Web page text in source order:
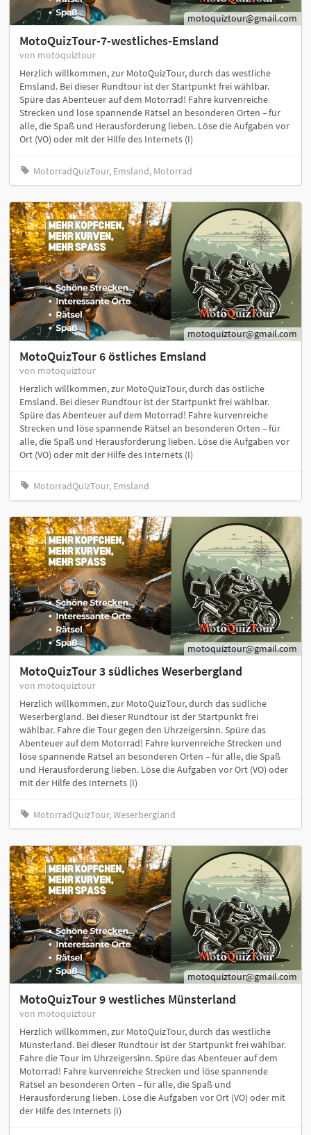
motoquiztour@gmail.com
MotoQuizTour-7-westliches-Emsland
von motoquiztour
Herzlich willkommen, zur MotoQuizTour, durch das westliche
Emsland. Bei dieser Rundtour ist der Startpunkt frei wählbar.
Spüre das Abenteuer auf dem Motorrad! Fahre kurvenreiche
Strecken und löse spannende Rätsel an besonderen Orten – für
alle, die Spaß und Herausforderung lieben. Löse die Aufgaben vor
Ort (VO) oder mit der Hilfe des Internets (I)
MotorradQuizTour, Emsland, Motorrad
motoquiztour@gmail.com
MotoQuizTour 6 östliches Emsland
von motoquiztour
Herzlich willkommen, zur MotoQuizTour, durch das östliche
Emsland. Bei dieser Rundtour ist der Startpunkt frei wählbar.
Spüre das Abenteuer auf dem Motorrad! Fahre kurvenreiche
Strecken und löse spannende Rätsel an besonderen Orten – für
alle, die Spaß und Herausforderung lieben. Löse die Aufgaben vor
Ort (VO) oder mit der Hilfe des Internets (I)
MotorradQuizTour, Emsland
motoquiztour@gmail.com
MotoQuizTour 3 südliches Weserbergland
von motoquiztour
Herzlich willkommen, zur MotoQuizTour, durch das südliche
Weserbergland. Bei dieser Rundtour ist der Startpunkt frei
wählbar. Fahre die Tour gegen den Uhrzeigersinn. Spüre das
Abenteuer auf dem Motorrad! Fahre kurvenreiche Strecken und
löse spannende Rätsel an besonderen Orten – für alle, die Spaß
und Herausforderung lieben. Löse die Aufgaben vor Ort (VO) oder
mit der Hilfe des Internets (I)
MotorradQuizTour, Weserbergland
motoquiztour@gmail.com
MotoQuizTour 9 westliches Münsterland
von motoquiztour
Herzlich willkommen, zur MotoQuizTour, durch das westliche
Münsterland. Bei dieser Rundtour ist der Startpunkt frei wählbar.
Fahre die Tour im Uhrzeigersinn. Spüre das Abenteuer auf dem
Motorrad! Fahre kurvenreiche Strecken und löse spannende
Rätsel an besonderen Orten – für alle, die Spaß und
Herausforderung lieben. Löse die Aufgaben vor Ort (VO) oder mit
der Hilfe des Internets (I)